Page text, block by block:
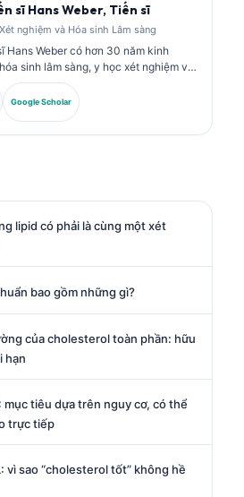
sĩ Hans Weber, Tiến sĩ
nghiệm và Hóa sinh Lâm sàng
Hans Weber có hơn 30 năm kinh
sinh lâm sàng, y học xét nghiệm và
ấn sinh học. Ông từng là Chủ tịch của
Lâm sàng Đức, và chuyên về phân
nghiệm chẩn đoán, chuẩn hóa dấu
Google Scholar
lipid có phải là cùng một xét
bao gồm những gì?
của cholesterol toàn phần: hữu
hạn
mục tiêu dựa trên nguy cơ, có thể
trực tiếp
vì sao “cholesterol tốt” không hề